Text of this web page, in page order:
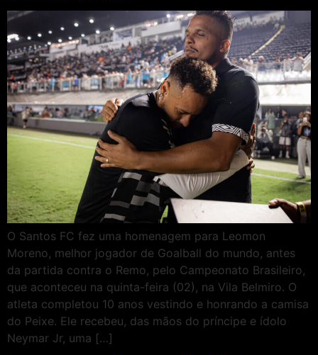
O Santos FC fez uma homenagem para Leomon
Moreno, melhor jogador de Goalball do mundo, antes
da partida contra o Remo, pelo Campeonato Brasileiro,
que aconteceu na quinta-feira (02), na Vila Belmiro. O
atleta completou 10 anos vestindo e honrando a camisa
do Peixe. Ele recebeu, das mãos do príncipe e ídolo
Neymar Jr, uma […]